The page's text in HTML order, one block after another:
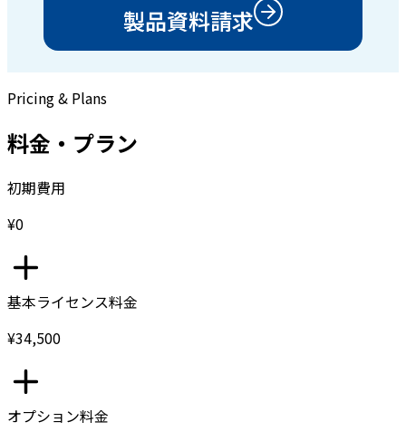
製品資料請求
Pricing & Plans
料金・プラン
初期費用
¥0
基本ライセンス料金
¥34,500
オプション料金